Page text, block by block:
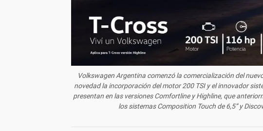
Volkswagen Argentina comenzó la comercialización del
novedad la incorporación del motor 200 TSI y el innovador
presentan en las versiones Comfortline y Highline, que
los sistemas Composition Touch de 6,5” y